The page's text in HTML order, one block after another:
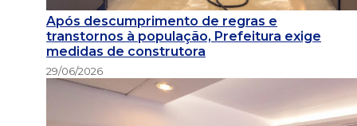
Após descumprimento de regras e
transtornos à população, Prefeitura exige
medidas de construtora
29/06/2026